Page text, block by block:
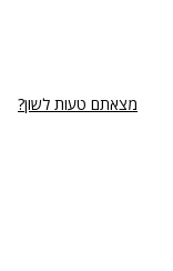
מצאתם טעות לשון?